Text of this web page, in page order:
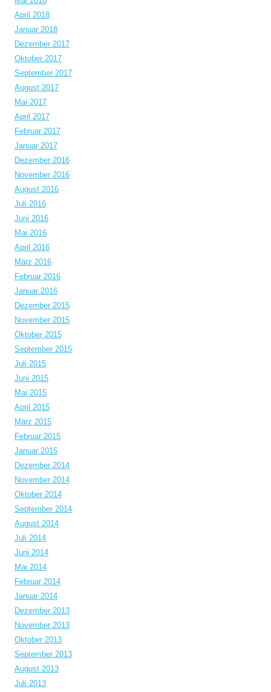
April 2018
Januar 2018
Dezember 2017
Oktober 2017
September 2017
August 2017
Mai 2017
April 2017
Februar 2017
Januar 2017
Dezember 2016
November 2016
August 2016
Juli 2016
Juni 2016
Mai 2016
April 2016
März 2016
Februar 2016
Januar 2016
Dezember 2015
November 2015
Oktober 2015
September 2015
Juli 2015
Juni 2015
Mai 2015
April 2015
März 2015
Februar 2015
Januar 2015
Dezember 2014
November 2014
Oktober 2014
September 2014
August 2014
Juli 2014
Juni 2014
Mai 2014
Februar 2014
Januar 2014
Dezember 2013
November 2013
Oktober 2013
September 2013
August 2013
Juli 2013